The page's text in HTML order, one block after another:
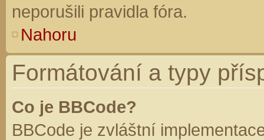
neporušili pravidla fóra.
Nahoru
Formátování a typy
Co je BBCode?
BBCode je zvláštní